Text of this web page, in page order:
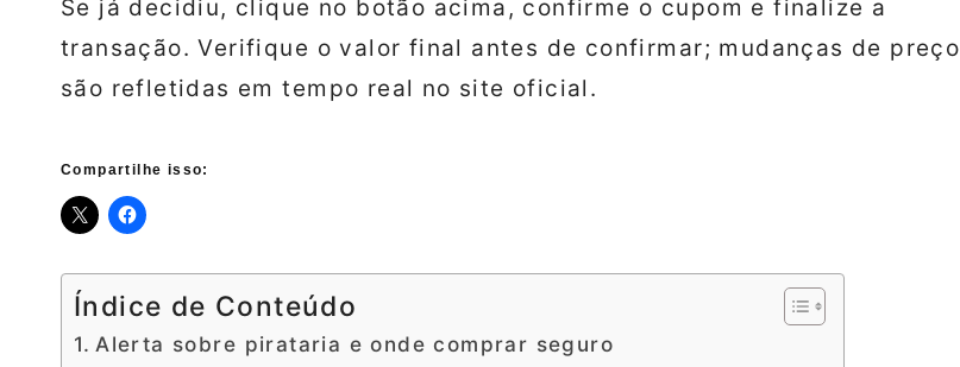
Se já decidiu, clique no botão acima, confirme o cupom e finalize a
transação. Verifique o valor final antes de confirmar; mudanças de preço
são refletidas em tempo real no site oficial.
Compartilhe isso:
Índice de Conteúdo
Alerta sobre pirataria e onde comprar seguro